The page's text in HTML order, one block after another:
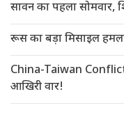
सावन का पहला सोमवार,
रूस का बड़ा मिसाइल
China-Taiwan
आखिरी वार!